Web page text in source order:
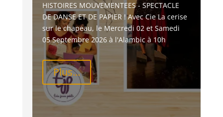
HISTOIRES MOUVEMENTEES - SPECTACLE
DE DANSE ET DE PAPIER ! Avec Cie La cerise
sur le chapeau, le Mercredi 02 et Samedi
05 Septembre 2026 à l'Alambic à 10h
Plus...